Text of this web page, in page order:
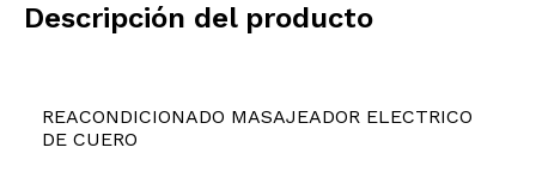
Descripción del producto
REACONDICIONADO MASAJEADOR ELECTRICO
DE CUERO